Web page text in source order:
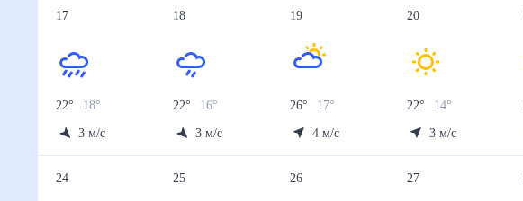
17
22° 18°
3 м/с
18
22° 16°
3 м/с
19
26° 17°
4 м/с
20
22° 14°
3 м/с
24 25 26 27